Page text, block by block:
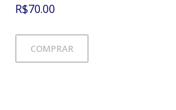
ção
R$70.00
COMPRAR